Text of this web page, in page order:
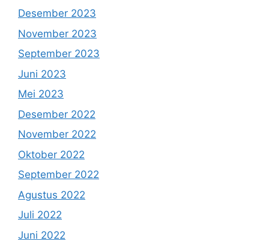
Desember 2023
November 2023
September 2023
Juni 2023
Mei 2023
Desember 2022
November 2022
Oktober 2022
September 2022
Agustus 2022
Juli 2022
Juni 2022